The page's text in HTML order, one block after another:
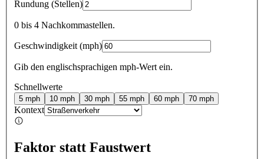
Rundung (Stellen)
0 bis 4 Nachkommastellen.
Geschwindigkeit (mph)
Gib den englischsprachigen mph-Wert ein.
Schnellwerte
5 mph 10 mph 30 mph 55 mph 60 mph 70 mph
Kontext
Faktor statt Faustwert